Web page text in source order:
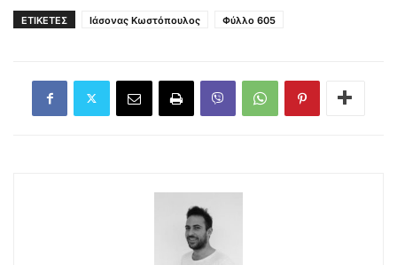
ΕΤΙΚΕΤΕΣ Ιάσονας Κωστόπουλος Φύλλο 605